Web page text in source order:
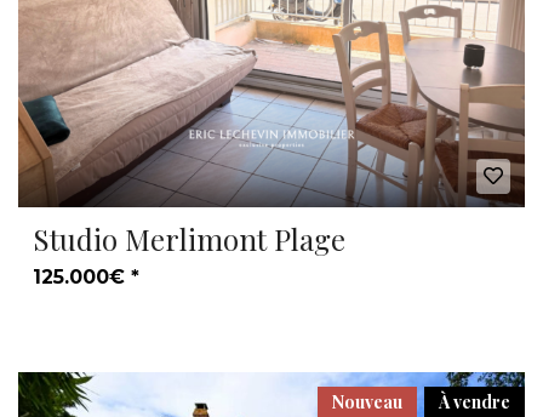
Studio Merlimont Plage
125.000€ *
À vendre
Nouveau